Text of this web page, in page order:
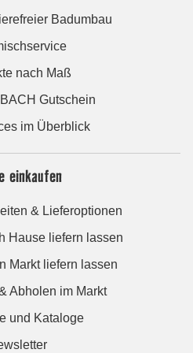
Badumbau
nach Maß
Gutschein
im Überblick
einkaufen
& Lieferoptionen
Hause liefern lassen
Markt liefern lassen
Abholen im Markt
und Kataloge